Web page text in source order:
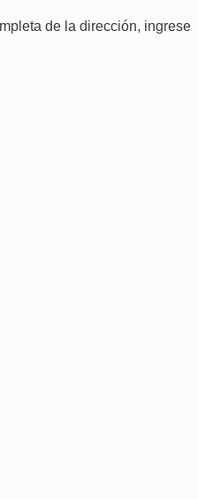
de la dirección, ingrese